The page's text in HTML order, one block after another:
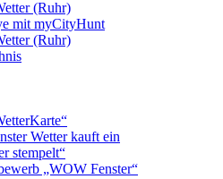
(Ruhr)
mit myCityHunt
(Ruhr)
Wetter kauft ein
stempelt“
„WOW Fenster“